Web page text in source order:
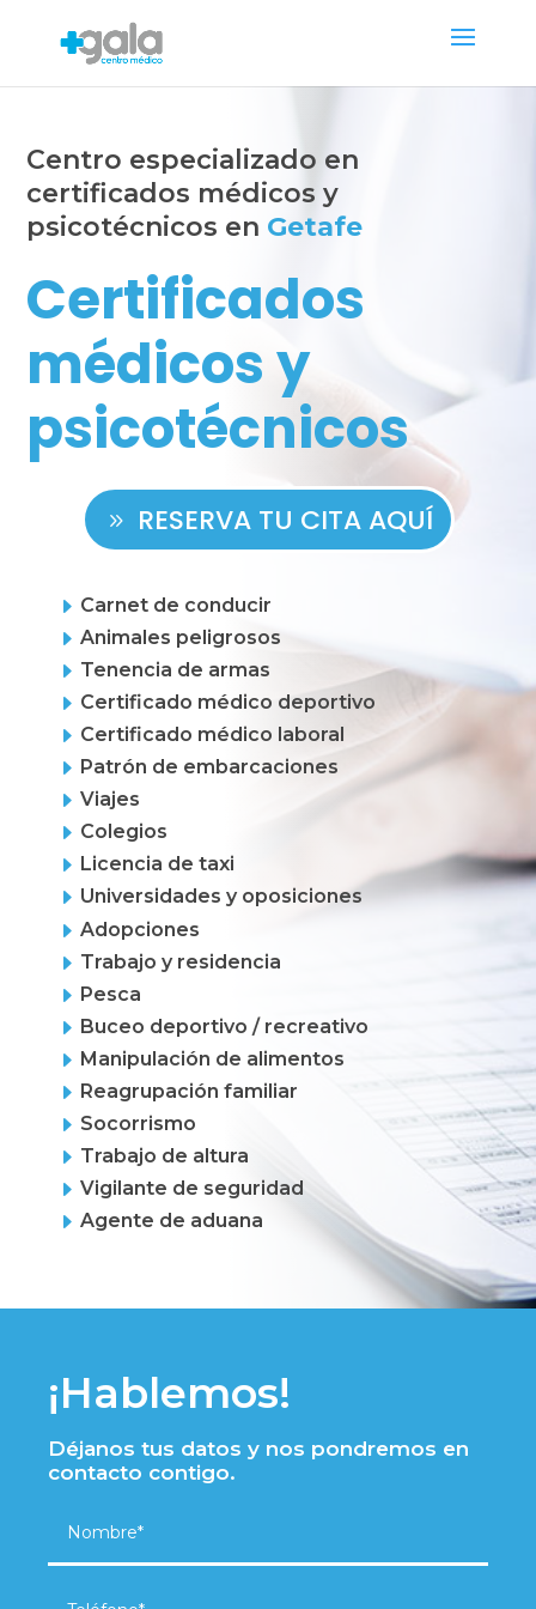
Centro especializado en
certificados médicos y
psicotécnicos en Getafe
Certificados
médicos y
psicotécnicos
RESERVA TU CITA AQUÍ
E Carnet de conducir
E Animales peligrosos
E Tenencia de armas
E Certificado médico deportivo
E Certificado médico laboral
E Patrón de embarcaciones
E Viajes
E Colegios
E Licencia de taxi
E Universidades y oposiciones
E Adopciones
E Trabajo y residencia
E Pesca
E Buceo deportivo / recreativo
E Manipulación de alimentos
E Reagrupación familiar
E Socorrismo
E Trabajo de altura
E Vigilante de seguridad
E Agente de aduana
¡Hablemos!
Déjanos tus datos y nos pondremos en
contacto contigo.